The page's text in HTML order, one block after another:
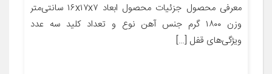
معرفی محصول جزئیات محصول ابعاد ۱۶x۱۷x۷ سانتی‌متر
وزن ۱۸۰۰ گرم جنس آهن نوع و تعداد کلید سه عدد
ویژگی‌های قفل […]